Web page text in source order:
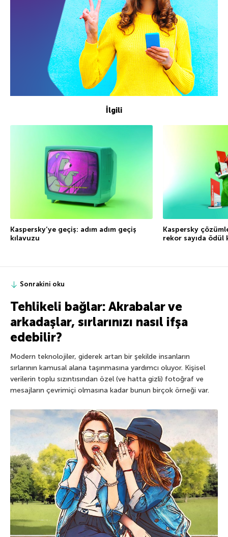
İlgili
Kaspersky’ye geçiş: adım adım geçiş
kılavuzu
Kaspersky
rekor sayıda ödül
Sonrakini oku
Tehlikeli bağlar: Akrabalar ve
arkadaşlar, sırlarınızı nasıl ifşa
edebilir?
Modern teknolojiler, giderek artan bir şekilde insanların
sırlarının kamusal alana taşınmasına yardımcı oluyor. Kişisel
verilerin toplu sızıntısından özel (ve hatta gizli) fotoğraf ve
mesajların çevrimiçi olmasına kadar bunun birçok örneği var.